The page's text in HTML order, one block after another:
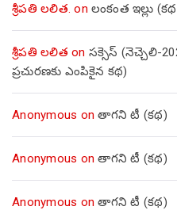
శ్రీపతి లలిత. on లంకంత ఇల్లు
శ్రీపతి లలిత on సక్సెస్ (నెచ్చెలి-
ప్రచురణకు ఎంపికైన కథ)
Anonymous onతాగని టీ (కథ)
Anonymous onతాగని టీ (కథ)
Anonymous onతాగని టీ (కథ)